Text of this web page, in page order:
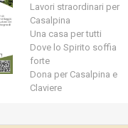
Lavori straordinari per
Casalpina
Una casa per tutti
Dove lo Spirito soffia
forte
Dona per Casalpina e
Claviere